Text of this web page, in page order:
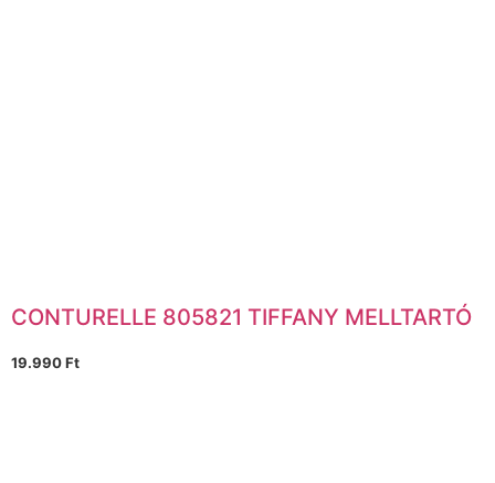
CONTURELLE 805821 TIFFANY MELLTARTÓ
19.990Ft